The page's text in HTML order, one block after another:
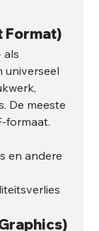
Format)
als
universeel
De meeste
formaat.
en andere